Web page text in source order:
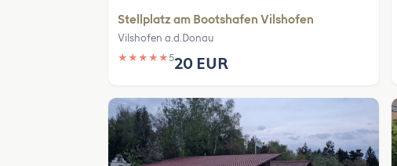
Stellplatz am Bootshafen Vilshofen
Vilshofen a.d.Donau
★ ★ ★ ★ ★520 EUR